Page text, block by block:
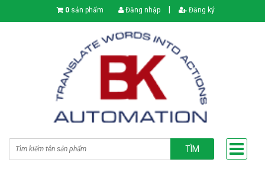
0 sản phẩm Đăng nhập Đăng ký
TÌM